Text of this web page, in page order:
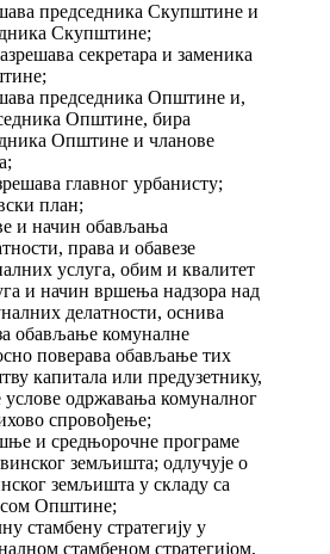
председника Скупштине и
Скупштине;
секретара и заменика
председника Општине и,
Општине, бира
Општине и чланове
главног урбанисту;
план;
и начин обављања
права и обавезе
услуга, обим и квалитет
и начин вршења надзора над
делатности, оснива
обављање комуналне
поверава обављање тих
капитала или предузетнику,
услове одржавања комуналног
спровођење;
и средњорочне програме
земљишта; одлучује о
земљишта у складу са
Општине;
стамбену стратегију у
стамбеном стратегијом,